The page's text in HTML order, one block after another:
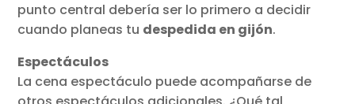
punto central debería ser lo primero a decidir
cuando planeas tu despedida en gijón.
Espectáculos
La cena espectáculo puede acompañarse de